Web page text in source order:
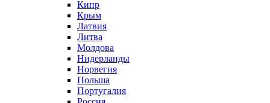
Кипр
Крым
Латвия
Литва
Молдова
Нидерланды
Норвегия
Польша
Португалия